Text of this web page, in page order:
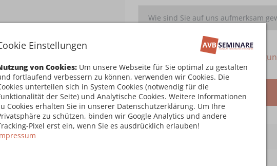
Einstellungen
von Cookies: Um unsere Webseite für Sie optimal zu gestalten
fortlaufend verbessern zu können, verwenden wir Cookies. Die
unterteilen sich in System Cookies (notwendig für die
der Seite) und Analytische Cookies. Weitere Informationen
Cookies erhalten Sie in unserer Datenschutzerklärung. Um Ihre
zu schützen, binden wir Google Analytics und andere
Pixel erst ein, wenn Sie es ausdrücklich erlauben!
damit einverstanden
Kostenpflichtig anmelden